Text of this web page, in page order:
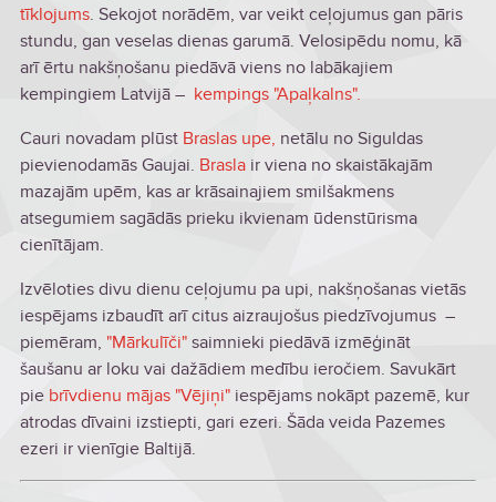
tīklojums. Sekojot norādēm, var veikt ceļojumus gan pāris
stundu, gan veselas dienas garumā. Velosipēdu nomu, kā
arī ērtu nakšņošanu piedāvā viens no labākajiem
kempingiem Latvijā – kempings "Apaļkalns".
Cauri novadam plūst Braslas upe, netālu no Siguldas
pievienodamās Gaujai. Braslair viena no skaistākajām
mazajām upēm, kas ar krāsainajiem smilšakmens
atsegumiem sagādās prieku ikvienam ūdenstūrisma
cienītājam.
Izvēloties divu dienu ceļojumu pa upi, nakšņošanas vietās
iespējams izbaudīt arī citus aizraujošus piedzīvojumus –
piemēram, "Mārkulīči" saimnieki piedāvā izmēģināt
šaušanu ar loku vai dažādiem medību ieročiem. Savukārt
pie brīvdienu mājas "Vējiņi"iespējams nokāpt pazemē, kur
atrodas dīvaini izstiepti, gari ezeri. Šāda veida Pazemes
ezeri ir vienīgie Baltijā.